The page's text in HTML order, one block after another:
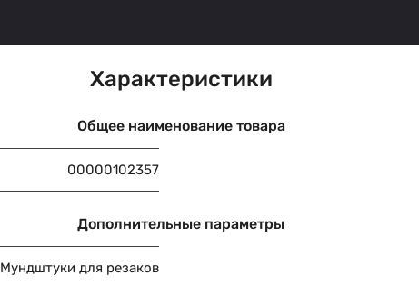
Характеристики
Общее наименование товара
00000102357
Дополнительные параметры
Мундштуки для резаков